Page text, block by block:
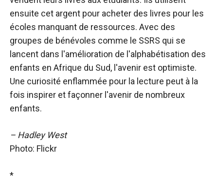
ensuite cet argent pour acheter des livres pour les
écoles manquant de ressources. Avec des
groupes de bénévoles comme le SSRS qui se
lancent dans l'amélioration de l'alphabétisation des
enfants en Afrique du Sud, l'avenir est optimiste.
Une curiosité enflammée pour la lecture peut à la
fois inspirer et façonner l'avenir de nombreux
enfants.
– Hadley West
Photo: Flickr
*